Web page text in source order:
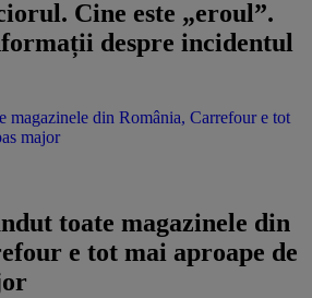
Cine este „eroul”.
despre incidentul
magazinele din România, Carrefour e tot
major
toate magazinele din
e tot mai aproape de